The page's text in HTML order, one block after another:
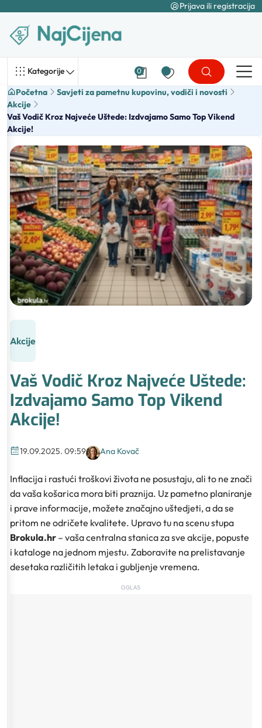
Prijava ili registracija
Kategorije 0
Početna
Savjeti za pametnu kupovinu, vodiči i novosti
Akcije
Vaš Vodič Kroz Najveće Uštede: Izdvajamo Samo Top Vikend
Akcije!
Akcije
Vaš Vodič Kroz Najveće Uštede:
Izdvajamo Samo Top Vikend
Akcije!
19.09.2025. 09:59 Ana Kovač
Inflacija i rastući troškovi života ne posustaju, ali to ne znači
da vaša košarica mora biti praznija. Uz pametno planiranje
i prave informacije, možete značajno uštedjeti, a da se
pritom ne odričete kvalitete. Upravo tu na scenu stupa
Brokula.hr – vaša centralna stanica za sve akcije, popuste
i kataloge na jednom mjestu. Zaboravite na prelistavanje
desetaka različitih letaka i gubljenje vremena.
OGLAS